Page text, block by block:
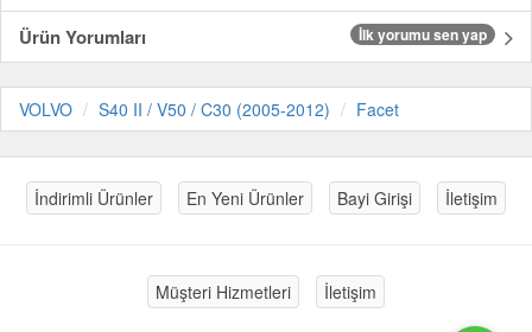
Ürün Yorumları
İlk yorumu sen yap
VOLVO S40 II / V50 / C30 (2005-2012) Facet
İndirimli Ürünler En Yeni Ürünler Bayi Girişi İletişim
Müşteri Hizmetleri İletişim